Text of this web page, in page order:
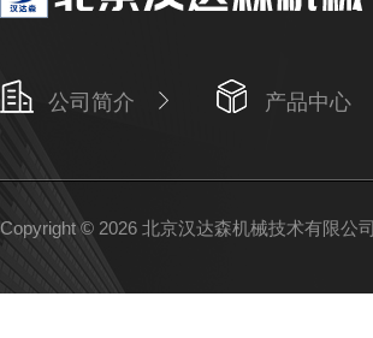
公司简介 产品中心
Copyright © 2026 北京汉达森机械技术有限公